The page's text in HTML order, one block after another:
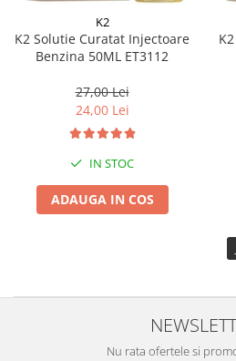
K2
K2 Solutie Curatat Injectoare
Benzina 50ML ET3112
27,00 Lei
24,00 Lei
IN STOC
ADAUGA IN COS
Nu rata ofertele si